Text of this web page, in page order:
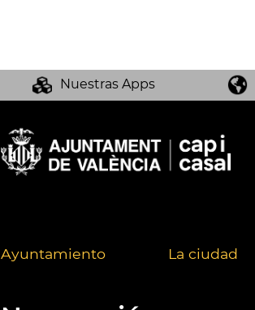
Nuestras Apps
Ayuntamiento La ciudad